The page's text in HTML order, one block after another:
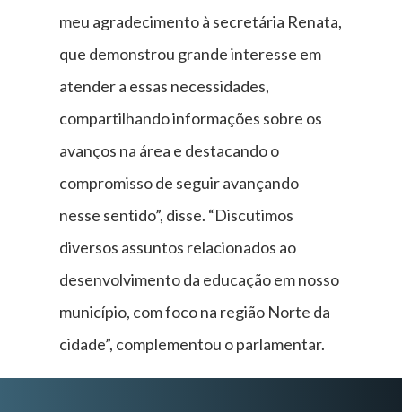
meu agradecimento à secretária Renata,
que demonstrou grande interesse em
atender a essas necessidades,
compartilhando informações sobre os
avanços na área e destacando o
compromisso de seguir avançando
nesse sentido”, disse. “Discutimos
diversos assuntos relacionados ao
desenvolvimento da educação em nosso
município, com foco na região Norte da
cidade”, complementou o parlamentar.